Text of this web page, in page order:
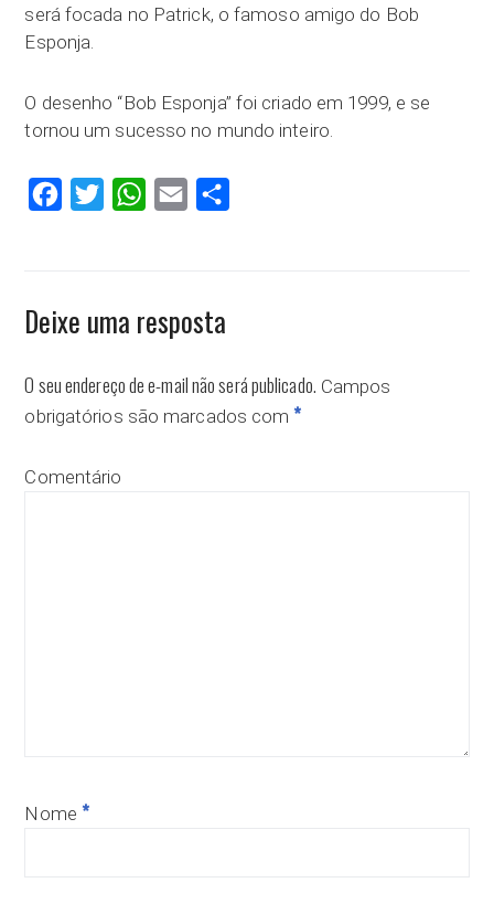
será focada no Patrick, o famoso amigo do Bob
Esponja.
O desenho “Bob Esponja” foi criado em 1999, e se
tornou um sucesso no mundo inteiro.
FacebookTwitter WhatsApp
Email
Deixe uma resposta
O seu endereço de e-mail não será publicado. Campos
obrigatórios são marcados com *
Comentário
Nome *